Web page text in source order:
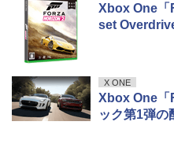
Xbox One「
set
X ONE
Xbox One「
ック第1弾の